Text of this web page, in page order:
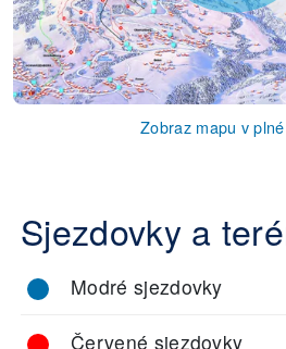
Zobraz mapu v
Sjezdovky a
Modré sjezdovky
Červené sjezdovky